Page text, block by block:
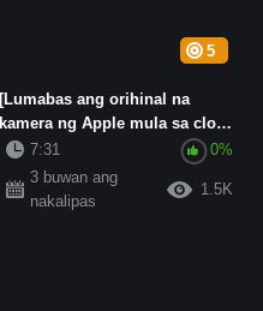
5
[Lumabas ang orihinal na
kamera ng Apple mula sa cloud]
Ang usong babae sa Nanjing...
7:31
0%
3 buwan ang
nakalipas
1.5K